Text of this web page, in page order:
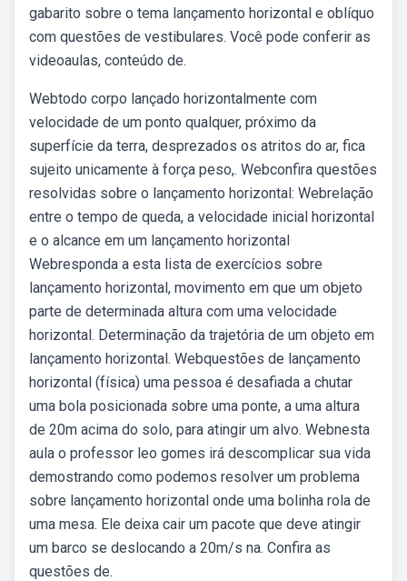
gabarito sobre o tema lançamento horizontal e oblíquo
com questões de vestibulares. Você pode conferir as
videoaulas, conteúdo de.
Webtodo corpo lançado horizontalmente com
velocidade de um ponto qualquer, próximo da
superfície da terra, desprezados os atritos do ar, fica
sujeito unicamente à força peso,. Webconfira questões
resolvidas sobre o lançamento horizontal: Webrelação
entre o tempo de queda, a velocidade inicial horizontal
e o alcance em um lançamento horizontal
Webresponda a esta lista de exercícios sobre
lançamento horizontal, movimento em que um objeto
parte de determinada altura com uma velocidade
horizontal. Determinação da trajetória de um objeto em
lançamento horizontal. Webquestões de lançamento
horizontal (física) uma pessoa é desafiada a chutar
uma bola posicionada sobre uma ponte, a uma altura
de 20m acima do solo, para atingir um alvo. Webnesta
aula o professor leo gomes irá descomplicar sua vida
demostrando como podemos resolver um problema
sobre lançamento horizontal onde uma bolinha rola de
uma mesa. Ele deixa cair um pacote que deve atingir
um barco se deslocando a 20m/s na. Confira as
questões de.